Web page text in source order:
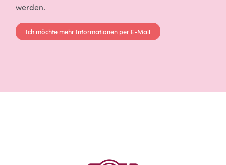
werden.
Ich möchte mehr Informationen per E-Mail